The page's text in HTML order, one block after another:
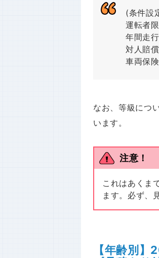
(条件設
運転者
年間走
対人賠
車両保
なお、等級につ
います。
注意！
これはあくま
ます。必ず、
【年齢別